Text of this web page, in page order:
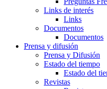
Links de interés
Links
Documentos
Documentos
Prensa y difusión
Prensa y Difusión
Estado del tiempo
Estado del
Revistas